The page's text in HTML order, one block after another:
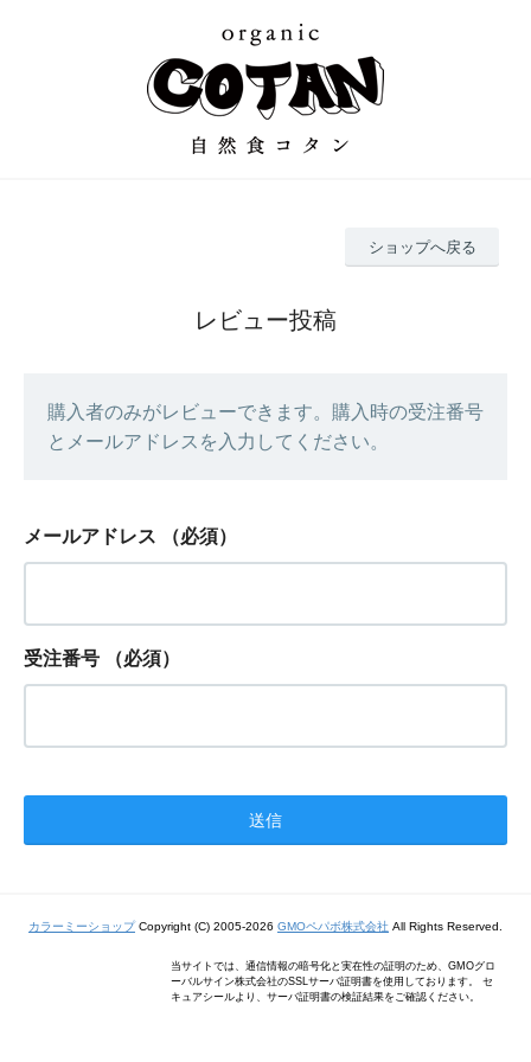
ショップへ戻る
レビュー投稿
購入者のみがレビューできます。購入時の受注番号
とメールアドレスを入力してください。
メールアドレス （必須）
受注番号 （必須）
カラーミーショップCopyright (C) 2005-2026 GMOペパボ株式会社 All Rights Reserved.
当サイトでは、通信情報の暗号化と実在性の証明のため、GMOグロ
ーバルサイン株式会社のSSLサーバ証明書を使用しております。 セ
キュアシールより、サーバ証明書の検証結果をご確認ください。